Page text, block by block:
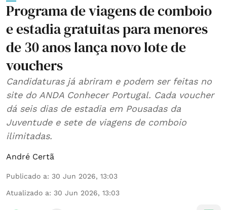
Programa de viagens de comboio
e estadia gratuitas para menores
de 30 anos lança novo lote de
vouchers
Candidaturas já abriram e podem ser feitas no
site do ANDA Conhecer Portugal. Cada voucher
dá seis dias de estadia em Pousadas da
Juventude e sete de viagens de comboio
ilimitadas.
André Certã
Publicado a: 30 Jun 2026, 13:03
Atualizado a: 30 Jun 2026, 13:03